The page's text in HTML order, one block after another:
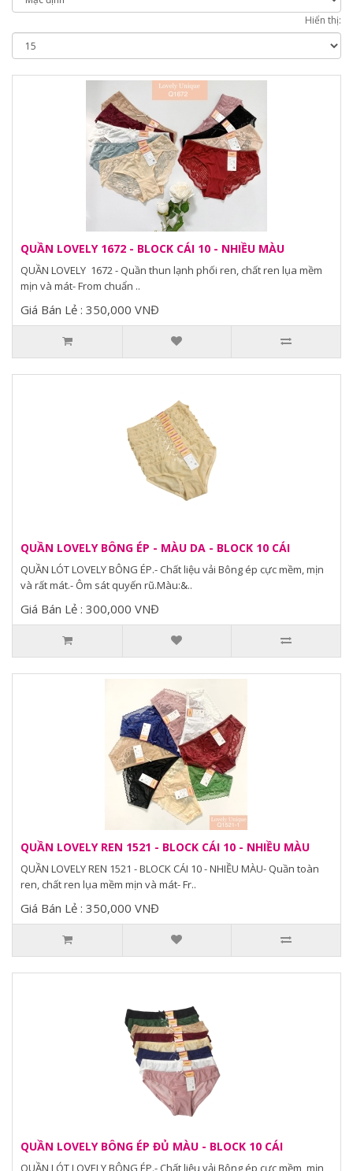
Hiển thị:
QUẦN LOVELY 1672 - BLOCK CÁI 10 - NHIỀU MÀU
QUẦN LOVELY 1672 - Quần thun lạnh phối ren, chất ren lụa mềm
mịn và mát- From chuẩn ..
Giá Bán Lẻ : 350,000 VNĐ
QUẦN LOVELY BÔNG ÉP - MÀU DA - BLOCK 10 CÁI
QUẦN LÓT LOVELY BÔNG ÉP.- Chất liệu vải Bông ép cực mềm, mịn
và rất mát.- Ôm sát quyến rũ.Màu:&..
Giá Bán Lẻ : 300,000 VNĐ
QUẦN LOVELY REN 1521 - BLOCK CÁI 10 - NHIỀU MÀU
QUẦN LOVELY REN 1521 - BLOCK CÁI 10 - NHIỀU MÀU- Quần toàn
ren, chất ren lụa mềm mịn và mát- Fr..
Giá Bán Lẻ : 350,000 VNĐ
QUẦN LOVELY BÔNG ÉP ĐỦ MÀU - BLOCK 10 CÁI
QUẦN LÓT LOVELY BÔNG ÉP.- Chất liệu vải Bông ép cực mềm, mịn